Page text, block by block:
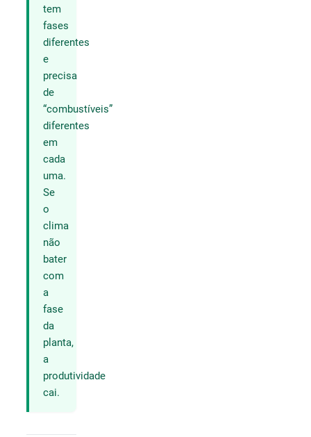
tem
fases
diferentes
e
precisa
de
“combustíveis”
diferentes
em
cada
uma.
Se
o
clima
não
bater
com
a
fase
da
planta,
a
produtividade
cai.